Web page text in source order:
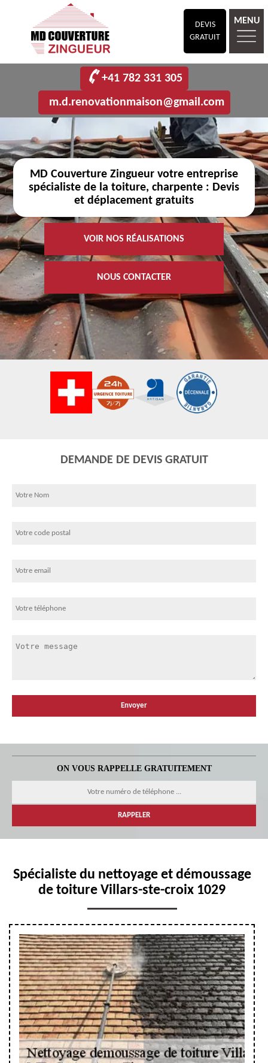
DEVIS
GRATUIT
MENU
+41 782 331 305
m.d.renovationmaison@gmail.com
MD Couverture Zingueur votre entreprise
spécialiste de la toiture, charpente : Devis
et déplacement gratuits
VOIR NOS RÉALISATIONS
NOUS CONTACTER
DEMANDE DE DEVIS GRATUIT
ON VOUS RAPPELLE GRATUITEMENT
Spécialiste du nettoyage et démoussage
de toiture Villars-ste-croix 1029